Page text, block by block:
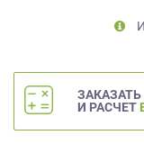
И РАСЧЕТ
данных,
также
Согласие